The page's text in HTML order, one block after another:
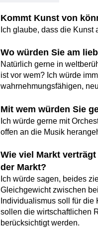
Kommt Kunst von
Ich glaube, dass die Kunst
Wo würden Sie am
Natürlich gerne in
ist vor wem? Ich würde
wahrnehmungsfähigen,
Mit wem würden Sie
Ich würde gerne mit
offen an die Musik
Wie viel Markt
der Markt?
Ich würde sagen, beides
Gleichgewicht zwischen
Individualismus soll für
sollen die wirtschaftlichen
berücksichtigt werden.